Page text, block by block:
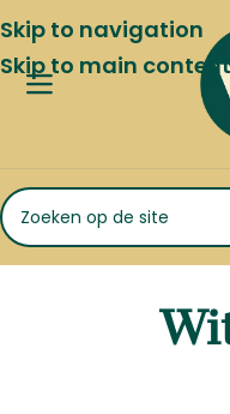
Skip to navigation
Skip to main content